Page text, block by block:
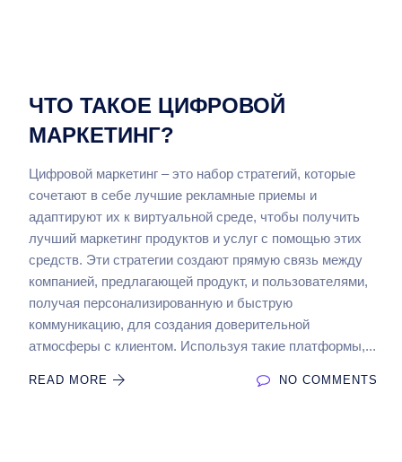
ЧТО ТАКОЕ ЦИФРОВОЙ
МАРКЕТИНГ?
Цифровой маркетинг – это набор стратегий, которые
сочетают в себе лучшие рекламные приемы и
адаптируют их к виртуальной среде, чтобы получить
лучший маркетинг продуктов и услуг с помощью этих
средств. Эти стратегии создают прямую связь между
компанией, предлагающей продукт, и пользователями,
получая персонализированную и быструю
коммуникацию, для создания доверительной
атмосферы с клиентом. Используя такие платформы,...
READ MORE NO COMMENTS